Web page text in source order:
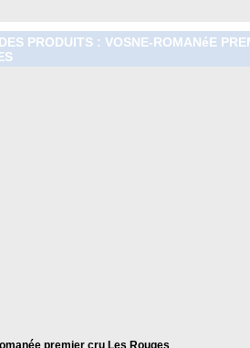
PRODUITS : VOSNE-ROMANéE
premier cru Les Rouges